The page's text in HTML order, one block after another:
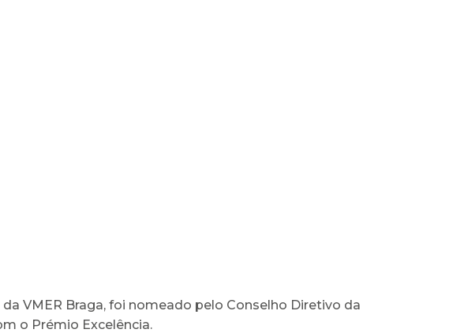
VMER Braga, foi nomeado pelo Conselho Diretivo da
o Prémio Excelência.